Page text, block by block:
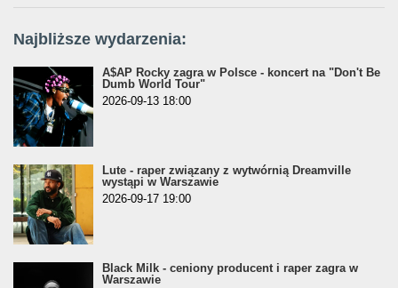
Najbliższe wydarzenia:
A$AP Rocky zagra w Polsce - koncert na "Don't Be
Dumb World Tour"
2026-09-13 18:00
Lute - raper związany z wytwórnią Dreamville
wystąpi w Warszawie
2026-09-17 19:00
Black Milk - ceniony producent i raper zagra w
Warszawie